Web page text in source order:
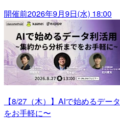
開催前2026年9月9日(水) 18:00
【8/27（木）】AIで始めるデー
をお手軽に〜